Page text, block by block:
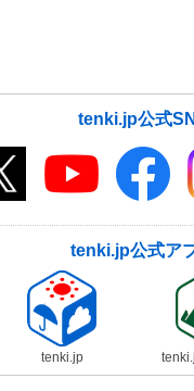
tenki.jp公式
tenki.jp公式ア
tenki.jp